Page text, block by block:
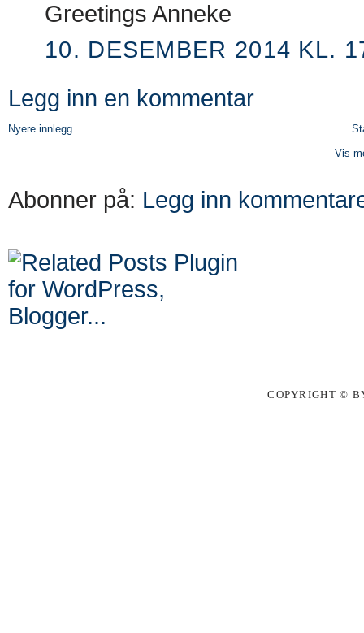
Greetings Anneke
10. DESEMBER 2014 KL.
Legg inn en kommentar
Nyere innlegg
Vis
Abonner på: Legg inn
COPYRIGHT ©